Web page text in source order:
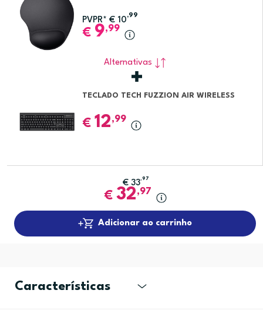
PVPR* € 10
,99
€ 9,99
Alternativas
TECLADO TECH FUZZION AIR WIRELESS
€ 12,99
€ 33,97
€ 32,97
Adicionar ao carrinho
Características